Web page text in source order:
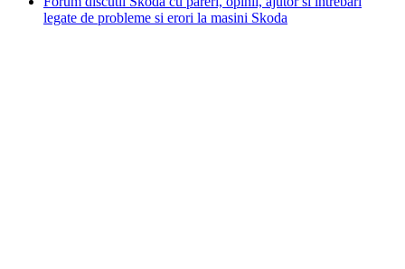
legate de probleme si erori la masini Skoda